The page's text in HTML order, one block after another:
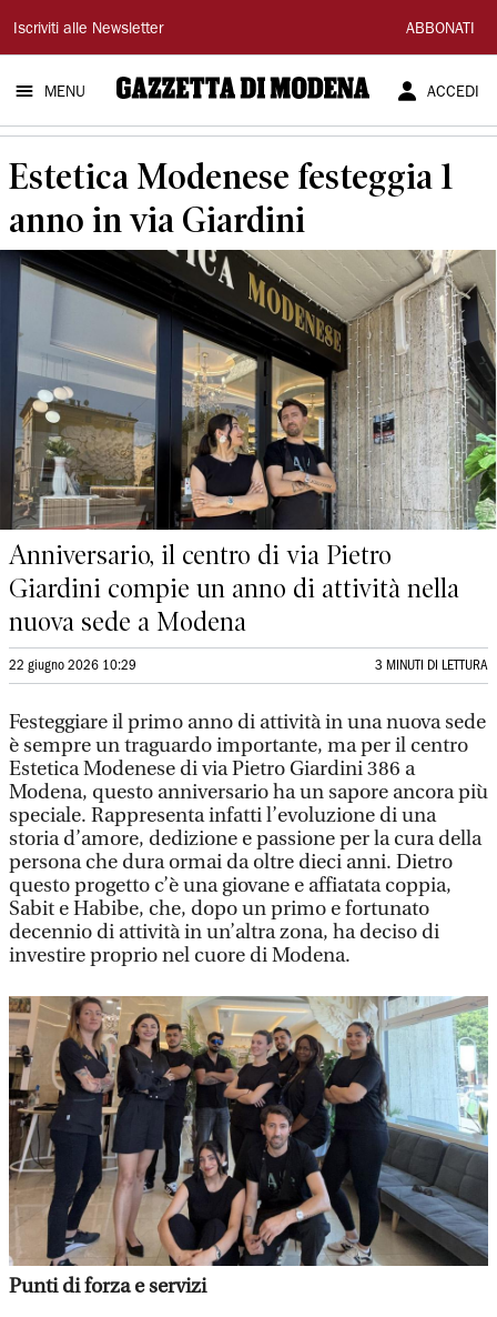
Gazzetta
di
Modena
Iscriviti alle Newsletter ABBONATI
MENU ACCEDI
Estetica Modenese festeggia 1
anno in via Giardini
Anniversario, il centro di via Pietro
Giardini compie un anno di attività nella
nuova sede a Modena
22 giugno 2026 10:29 3 MINUTI DI LETTURA
Festeggiare il primo anno di attività in una nuova sede
è sempre un traguardo importante, ma per il centro
Estetica Modenese di via Pietro Giardini 386 a
Modena, questo anniversario ha un sapore ancora più
speciale. Rappresenta infatti l’evoluzione di una
storia d’amore, dedizione e passione per la cura della
persona che dura ormai da oltre dieci anni. Dietro
questo progetto c’è una giovane e affiatata coppia,
Sabit e Habibe, che, dopo un primo e fortunato
decennio di attività in un’altra zona, ha deciso di
investire proprio nel cuore di Modena.
Punti di forza e servizi